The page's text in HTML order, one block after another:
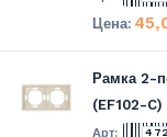
Рамка 2-
(EF102-C)